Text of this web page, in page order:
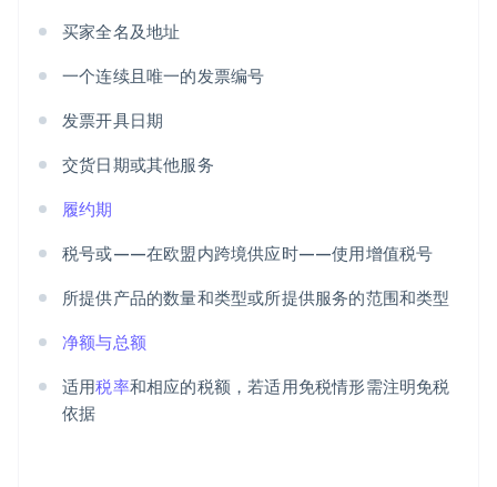
买家全名及地址
一个连续且唯一的发票编号
发票开具日期
交货日期或其他服务
履约期
税号或——在欧盟内跨境供应时——使用增值税号
所提供产品的数量和类型或所提供服务的范围和类型
净额与总额
适用税率和相应的税额，若适用免税情形需注明免税
依据